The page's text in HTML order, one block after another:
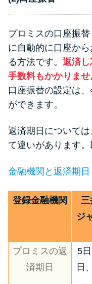
プロミスの口座振
に自動的に口座か
る方法です。 返済し
手数料もかかりませ
口座振替の設定は
ができます。
返済期日について
て違いがあります。
金融機関と返済期日
登録金融機関
三
ジ
プロミスの返
済期日
5
日